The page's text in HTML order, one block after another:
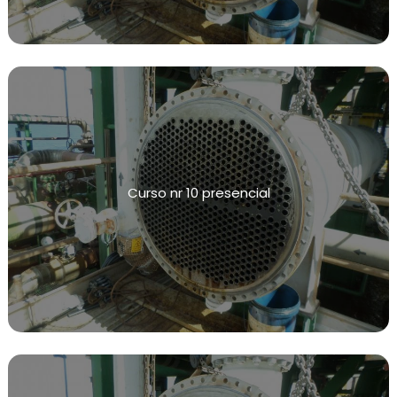
CONFORME NR13
SISTEMAS DE CONTENÇÃO DE VAZAMENTOS
TESTE HIDROSTÁTICO
INSPEÇÃO NR13
NR13 VASOS DE PRESSÃO
INSPEÇÃO VASOS DE PRESSÃO NR13
CALIBRAÇÃO DE VÁLVULAS
CALIBRAÇÃO DE VÁLVULAS DE ALIVIO
CALIBRAÇÃO DE INSTRUMENTOS DE MEDIÇÃO
INSPEÇÕES DE INTEGRIDADE
TESTE DE ESTANQUEIDADE
TESTE DE ESTANQUEIDADE DE GÁS
Curso nr 10 presencial